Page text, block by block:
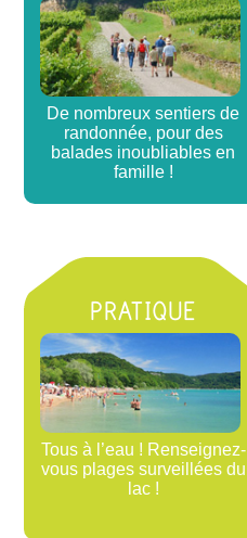
De nombreux sentiers de
randonnée, pour des
balades inoubliables en
famille !
PRATIQUE
Tous à l’eau ! Renseignez-
vous plages surveillées du
lac !